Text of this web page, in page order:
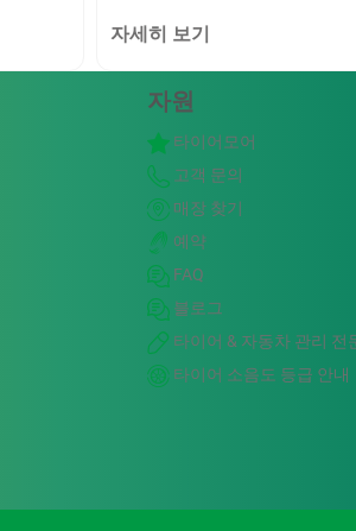
자세히 보기
자원
타이어모어
고객 문의
매장 찾기
예약
FAQ
블로그
타이어 & 자동차 관리 전
타이어 소음도 등급 안내